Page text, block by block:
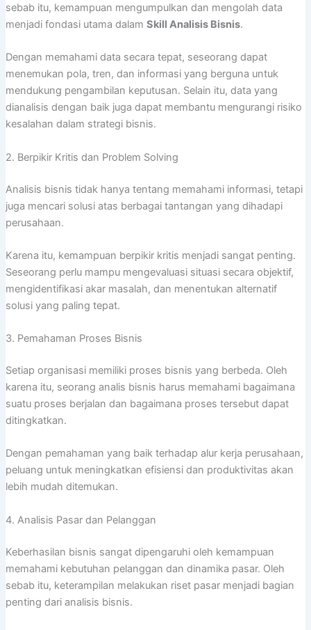
sebab itu, kemampuan mengumpulkan dan mengolah data
menjadi fondasi utama dalam Skill Analisis Bisnis.
Dengan memahami data secara tepat, seseorang dapat
menemukan pola, tren, dan informasi yang berguna untuk
mendukung pengambilan keputusan. Selain itu, data yang
dianalisis dengan baik juga dapat membantu mengurangi risiko
kesalahan dalam strategi bisnis.
2. Berpikir Kritis dan Problem Solving
Analisis bisnis tidak hanya tentang memahami informasi, tetapi
juga mencari solusi atas berbagai tantangan yang dihadapi
perusahaan.
Karena itu, kemampuan berpikir kritis menjadi sangat penting.
Seseorang perlu mampu mengevaluasi situasi secara objektif,
mengidentifikasi akar masalah, dan menentukan alternatif
solusi yang paling tepat.
3. Pemahaman Proses Bisnis
Setiap organisasi memiliki proses bisnis yang berbeda. Oleh
karena itu, seorang analis bisnis harus memahami bagaimana
suatu proses berjalan dan bagaimana proses tersebut dapat
ditingkatkan.
Dengan pemahaman yang baik terhadap alur kerja perusahaan,
peluang untuk meningkatkan efisiensi dan produktivitas akan
lebih mudah ditemukan.
4. Analisis Pasar dan Pelanggan
Keberhasilan bisnis sangat dipengaruhi oleh kemampuan
memahami kebutuhan pelanggan dan dinamika pasar. Oleh
sebab itu, keterampilan melakukan riset pasar menjadi bagian
penting dari analisis bisnis.